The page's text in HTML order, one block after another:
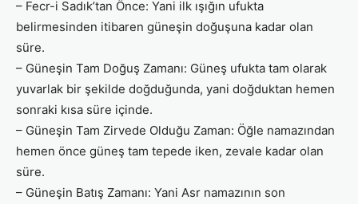
– Fecr-i Sadık’tan Önce: Yani ilk ışığın ufukta
belirmesinden itibaren güneşin doğuşuna kadar olan
süre.
– Güneşin Tam Doğuş Zamanı: Güneş ufukta tam olarak
yuvarlak bir şekilde doğduğunda, yani doğduktan hemen
sonraki kısa süre içinde.
– Güneşin Tam Zirvede Olduğu Zaman: Öğle namazından
hemen önce güneş tam tepede iken, zevale kadar olan
süre.
– Güneşin Batış Zamanı: Yani Asr namazının son